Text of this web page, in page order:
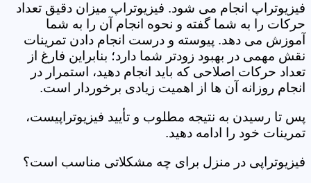
فیزیوتراپ انجام می شود. فیزیوتراپ میزان دقیق تعداد
حرکات را به شما گفته و نحوه انجام آن را به شما
آموزش می دهد. پیوسته و درست انجام دادن تمرینات
نقش مهمی در بهبود زودتر شما دارد؛ بنابراین فارغ از
تعداد حرکات اصلاحی که باید انجام دهید، استمرار در
انجام روزانه آن ها از اهمیت زیادی برخوردار است.
پس تا رسیدن به نتیجه مطلوب و تأیید فیزیوتراپیست،
تمرینات خود را ادامه دهید.
فیزیوتراپی در منزل برای چه مشکلاتی مناسب است؟